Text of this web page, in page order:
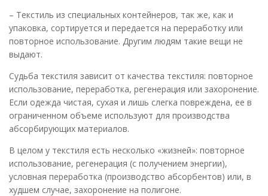
– Текстиль из специальных контейнеров, так же, как и
упаковка, сортируется и передается на переработку или
повторное использование. Другим людям такие вещи не
выдают.
Cудьба текстиля зависит от качества текстиля: повторное
использование, переработка, регенерация или захоронение.
Если одежда чистая, сухая и лишь слегка повреждена, ее в
ограниченном объеме используют для производства
абсорбирующих материалов.
В целом у текстиля есть несколько «жизней»: повторное
использование, регенерация (с получением энергии),
условная переработка (производство абсорбентов) или, в
худшем случае, захоронение на полигоне.